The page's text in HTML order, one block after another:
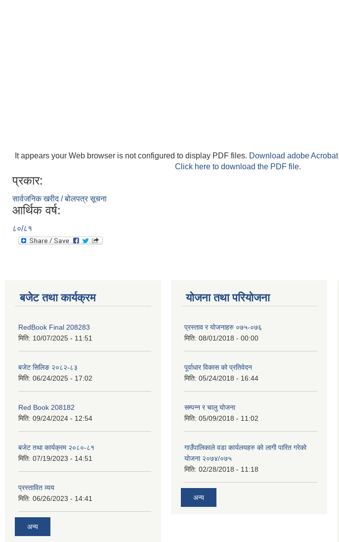
It appears your Web browser is not configured to display PDF files. Download adobe Acrobat
Click here to download the PDF file.
प्रकार:
सार्वजनिक खरीद / बोलपत्र सूचना
आर्थिक वर्ष:
८०/८१
बजेट तथा कार्यक्रम
RedBook Final 208283
मिति: 10/07/2025 - 11:51
बजेट सिलिङ २०८२-८३
मिति: 06/24/2025 - 17:02
Red Book 208182
मिति: 09/24/2024 - 12:54
बजेट तथा कार्यक्रम २०८०-८१
मिति: 07/19/2023 - 14:51
प्रस्तावित व्यय
मिति: 06/26/2023 - 14:41
अन्य
योजना तथा परियोजना
प्रस्ताव र योजनाहरु ०७५-०७६
मिति: 08/01/2018 - 00:00
पूर्वाधार विकास को प्रतिवेदन
मिति: 05/24/2018 - 16:44
सम्पन्न र चालु योजना
मिति: 05/09/2018 - 11:02
गाउँपालिकाले वडा कार्यलयहरु को लागी पारित गरेको
योजना २०७४/०७५
मिति: 02/28/2018 - 11:18
अन्य